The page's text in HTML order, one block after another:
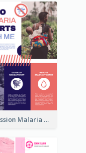
Profession Malaria Prevention Poster Design